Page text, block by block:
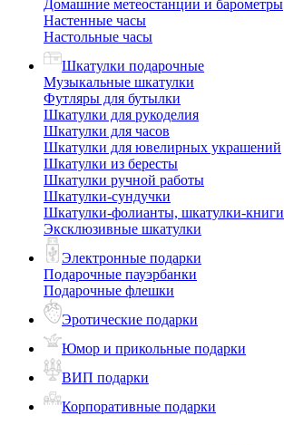
Домашние метеостанции и барометры
Настенные часы
Настольные часы
Шкатулки подарочные
Музыкальные шкатулки
Футляры для бутылки
Шкатулки для рукоделия
Шкатулки для часов
Шкатулки для ювелирных украшений
Шкатулки из бересты
Шкатулки ручной работы
Шкатулки-сундучки
Шкатулки-фолианты, шкатулки-книги
Эксклюзивные шкатулки
Электронные подарки
Подарочные пауэрбанки
Подарочные флешки
Эротические подарки
Юмор и прикольные подарки
ВИП подарки
Корпоративные подарки